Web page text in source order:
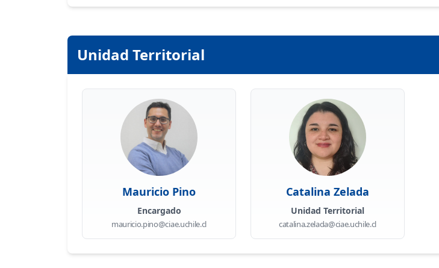
Unidad Territorial
Mauricio Pino
Encargado
mauricio.pino@ciae.uchile.cl
Catalina Zelada
Unidad Territorial
catalina.zelada@ciae.uchile.cl